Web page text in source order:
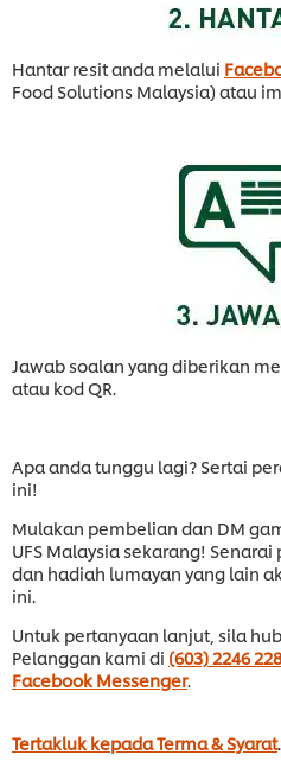
Hantar resit anda melalui
Food Solutions Malaysia) atau
Jawab soalan yang diberikan
atau kod QR.
Apa anda tunggu lagi? Sertai
ini!
Mulakan pembelian dan DM
UFS Malaysia sekarang!
dan hadiah lumayan yang lain
ini.
Untuk pertanyaan lanjut, sila
Pelanggan kami di (603) 2246
Facebook Messenger.
Tertakluk kepada Terma & Syarat.